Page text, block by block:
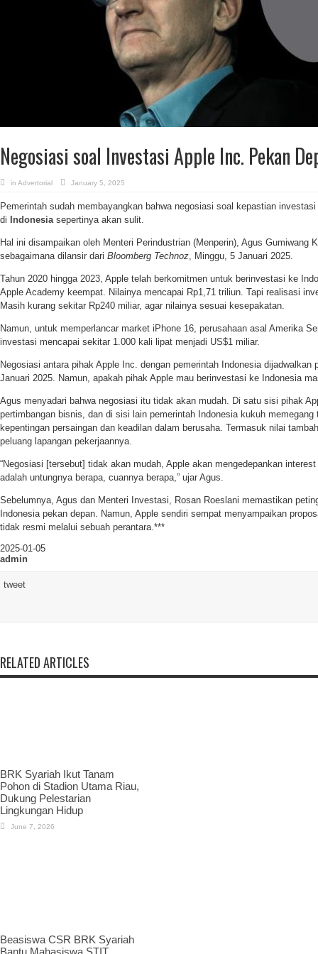
Negosiasi soal Investasi Apple Inc. Pekan
in Advertorial January 5, 2025
Pemerintah sudah membayangkan bahwa negosiasi soal kepastian
di
Indonesiasepertinya akan sulit.
Hal ini disampaikan oleh Menteri Perindustrian (Menperin), Agus Gumiwang
sebagaimana dilansir dari Bloomberg Technoz, Minggu, 5 Januari 2025.
Tahun 2020 hingga 2023, Apple telah berkomitmen untuk berinvestasi ke
Apple Academy keempat. Nilainya mencapai Rp1,71 triliun. Tapi realisasi
Masih kurang sekitar Rp240 miliar, agar nilainya sesuai kesepakatan.
Namun, untuk memperlancar market iPhone 16, perusahaan asal Amerika
investasi mencapai sekitar 1.000 kali lipat menjadi US$1 miliar.
Negosiasi antara pihak Apple Inc. dengan pemerintah Indonesia dijadwalkan
Januari 2025. Namun, apakah pihak Apple mau berinvestasi ke Indonesia
Agus menyadari bahwa negosiasi itu tidak akan mudah. Di satu sisi pihak
pertimbangan bisnis, dan di sisi lain pemerintah Indonesia kukuh
kepentingan persaingan dan keadilan dalam berusaha. Termasuk nilai
peluang lapangan pekerjaannya.
“Negosiasi [tersebut] tidak akan mudah, Apple akan mengedepankan
adalah untungnya berapa, cuannya berapa,” ujar Agus.
Sebelumnya, Agus dan Menteri Investasi, Rosan Roeslani memastikan
Indonesia pekan depan. Namun, Apple sendiri sempat menyampaikan
tidak resmi melalui sebuah perantara.***
2025-01-05
admin
tweet
RELATED ARTICLES
BRK Syariah Ikut Tanam
Pohon di Stadion Utama Riau,
Dukung Pelestarian
Lingkungan Hidup
June 7, 2026
Beasiswa CSR BRK Syariah